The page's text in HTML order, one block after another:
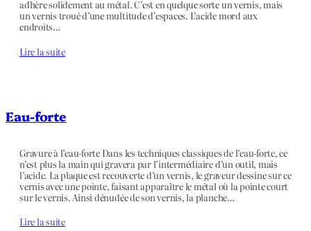
adhère solidement au métal. C’est en quelque sorte un vernis, mais
un vernis troué d’une multitude d’espaces. L’acide mord aux
endroits…
Lire la suite
Eau-forte
Gravure à l’eau-forte Dans les techniques classiques de l’eau-forte, ce
n’est plus la main qui gravera par l’intermédiaire d’un outil, mais
l’acide. La plaque est recouverte d’un vernis, le graveur dessine sur ce
vernis avec une pointe, faisant apparaître le métal où la pointe court
sur le vernis. Ainsi dénudée de son vernis, la planche…
Lire la suite